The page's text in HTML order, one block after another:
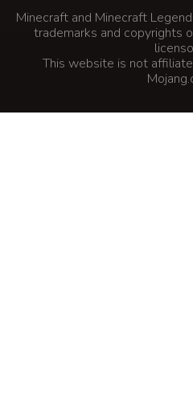
Minecraft and Minecraft
trademarks and copyrights
This website is not